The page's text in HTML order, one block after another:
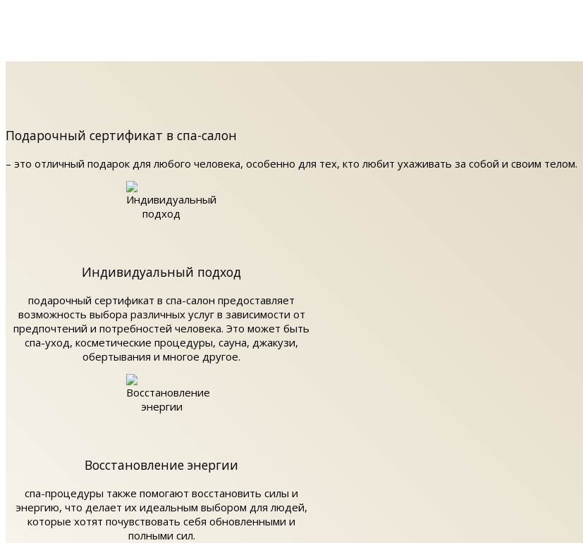
Подарочный сертификат в спа-салон
– это отличный подарок для любого человека, особенно для тех, кто любит ухаживать за собой и своим телом.
Индивидуальный подход
подарочный сертификат в спа-салон предоставляет
возможность выбора различных услуг в зависимости от
предпочтений и потребностей человека. Это может быть
спа-уход, косметические процедуры, сауна, джакузи,
обертывания и многое другое.
Восстановление энергии
спа-процедуры также помогают восстановить силы и
энергию, что делает их идеальным выбором для людей,
которые хотят почувствовать себя обновленными и
полными сил.